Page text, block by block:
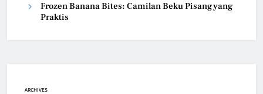
Frozen Banana Bites: Camilan Beku Pisang yang
Praktis
ARCHIVES